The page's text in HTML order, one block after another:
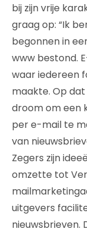
bij zijn vrije
graag op: “Ik
begonnen in
www bestond.
waar iedereen
maakte. Op
droom om een
per e-mail te
van
Zegers zijn
omzette tot
uitgevers
nieuwsbrieven.